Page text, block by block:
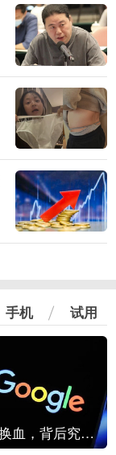
手机 试用
谷歌AI大换血，背后究竟发生了什么？